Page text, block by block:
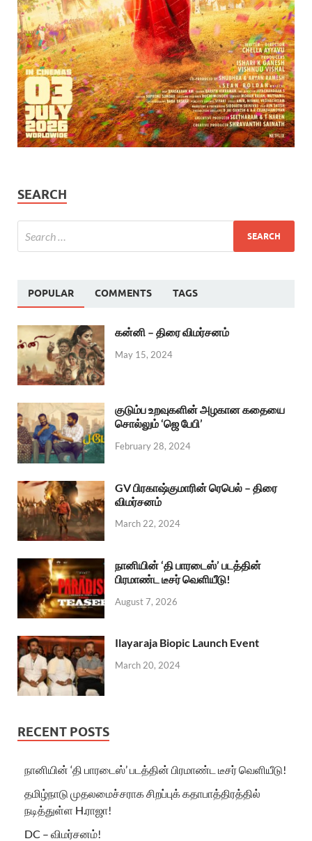
SEARCH
POPULAR COMMENTS TAGS
கன்னி – திரை விமர்சனம்
May 15, 2024
குடும்ப உறவுகளின் அழகான கதையை
சொல்லும் ‘ஜெ பேபி’
February 28, 2024
GV பிரகாஷ்குமாரின் ரெபெல் – திரை
விமர்சனம்
March 22, 2024
நானியின் ‘தி பாரடைஸ்’ படத்தின்
பிரமாண்ட டீசர் வெளியீடு!
August 7, 2026
Ilayaraja Biopic Launch Event
March 20, 2024
RECENT POSTS
நானியின் ‘தி பாரடைஸ்’ படத்தின் பிரமாண்ட டீசர் வெளியீடு!
தமிழ்நாடு முதலமைச்சராக சிறப்புக் கதாபாத்திரத்தில்
நடித்துள்ள H.ராஜா!
DC – விமர்சனம்!